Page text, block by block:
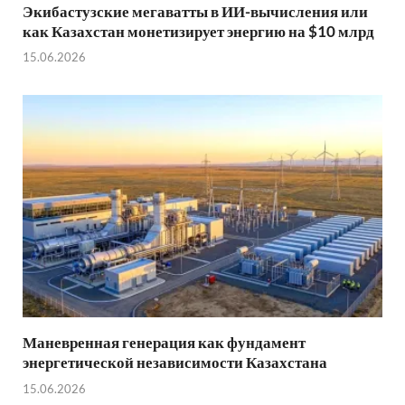
Экибастузские мегаватты в ИИ-вычисления или
как Казахстан монетизирует энергию на $10 млрд
15.06.2026
Маневренная генерация как фундамент
энергетической независимости Казахстана
15.06.2026